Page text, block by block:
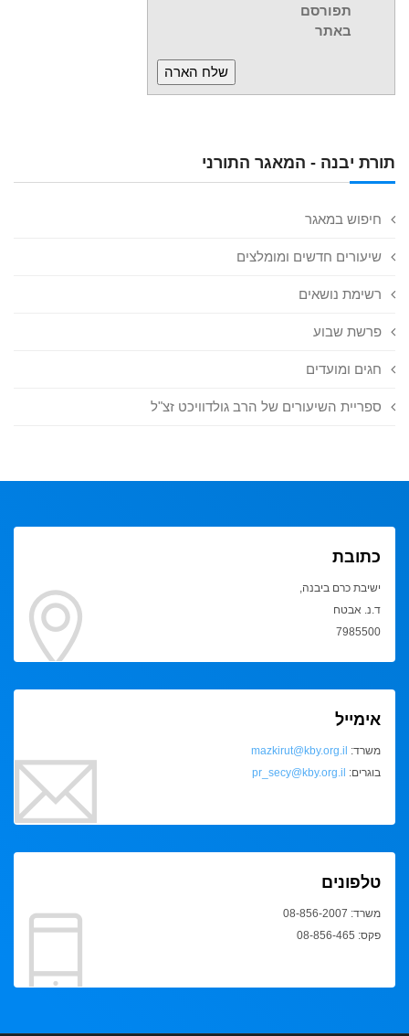
תורת יבנה - המאגר התורני
חיפוש במאגר
שיעורים חדשים ומומלצים
רשימת נושאים
פרשת שבוע
חגים ומועדים
ספריית השיעורים של הרב גולדוויכט זצ"ל
תפורסם
באתר
כתובת
ישיבת כרם ביבנה,
ד.נ. אבטח
7985500
אימייל
משרד: mazkirut@kby.org.il
בוגרים: pr_secy@kby.org.il
טלפונים
משרד: 08-856-2007
פקס: 08-856-465